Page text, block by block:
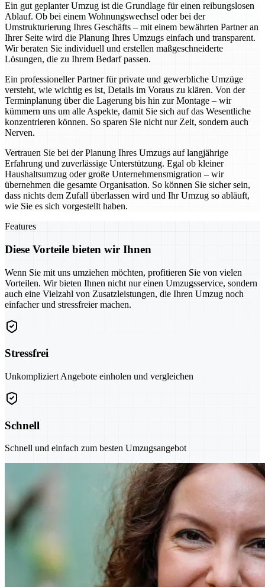
Ein gut geplanter Umzug ist die Grundlage für einen reibungslosen
Ablauf. Ob bei einem Wohnungswechsel oder bei der
Umstrukturierung Ihres Geschäfts – mit einem bewährten Partner an
Ihrer Seite wird die Planung Ihres Umzugs einfach und transparent.
Wir beraten Sie individuell und erstellen maßgeschneiderte
Lösungen, die zu Ihrem Bedarf passen.
Ein professioneller Partner für private und gewerbliche Umzüge
versteht, wie wichtig es ist, Details im Voraus zu klären. Von der
Terminplanung über die Lagerung bis hin zur Montage – wir
kümmern uns um alle Aspekte, damit Sie sich auf das Wesentliche
konzentrieren können. So sparen Sie nicht nur Zeit, sondern auch
Nerven.
Vertrauen Sie bei der Planung Ihres Umzugs auf langjährige
Erfahrung und zuverlässige Unterstützung. Egal ob kleiner
Haushaltsumzug oder große Unternehmensmigration – wir
übernehmen die gesamte Organisation. So können Sie sicher sein,
dass nichts dem Zufall überlassen wird und Ihr Umzug so abläuft,
wie Sie es sich vorgestellt haben.
Features
Diese Vorteile bieten wir Ihnen
Wenn Sie mit uns umziehen möchten, profitieren Sie von vielen
Vorteilen. Wir bieten Ihnen nicht nur einen Umzugsservice, sondern
auch eine Vielzahl von Zusatzleistungen, die Ihren Umzug noch
einfacher und stressfreier machen.
Stressfrei
Unkompliziert Angebote einholen und vergleichen
Schnell
Schnell und einfach zum besten Umzugsangebot